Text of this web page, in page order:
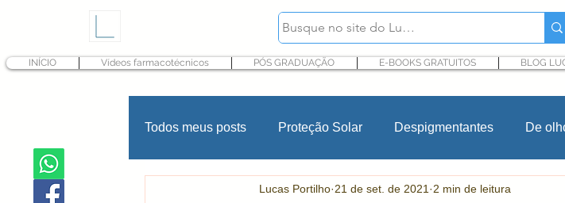
INÍCIO Vídeos farmacotécnicos PÓS GRADUAÇÃO E-BOOKS GRATUITOS BLOG
Todos meus posts Proteção Solar Despigmentantes De
Fragrância In Cosmetics Cursos
Lucas Portilho 21 de set. de 2021 2 min de leitura